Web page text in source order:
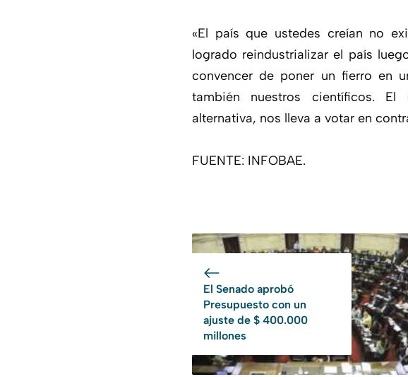
«El país que ustedes creían no
logrado reindustrializar el país
convencer de poner un fierro en
también nuestros científicos.
alternativa, nos lleva a votar en
FUENTE: INFOBAE.
El Senado aprobó
Presupuesto con un
ajuste de $ 400.000
millones